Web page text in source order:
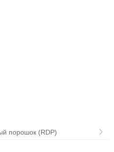
порошок (RDP)